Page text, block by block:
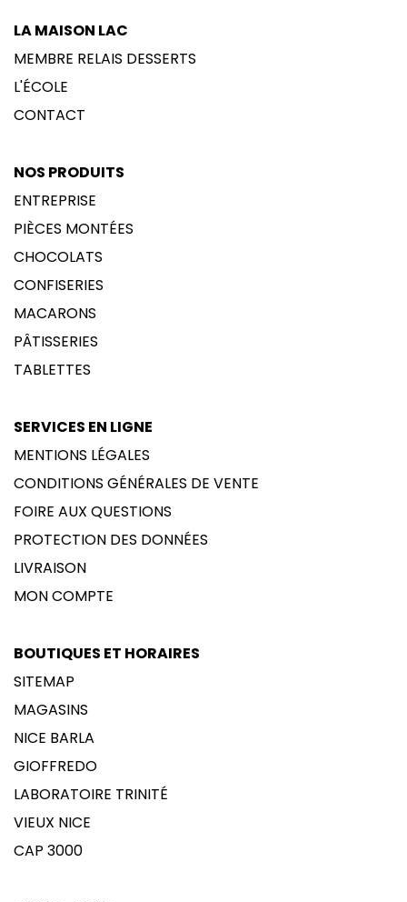
LA MAISON LAC
MEMBRE RELAIS DESSERTS
L'ÉCOLE
CONTACT
NOS PRODUITS
ENTREPRISE
PIÈCES MONTÉES
CHOCOLATS
CONFISERIES
MACARONS
PÂTISSERIES
TABLETTES
SERVICES EN LIGNE
MENTIONS LÉGALES
CONDITIONS GÉNÉRALES DE VENTE
FOIRE AUX QUESTIONS
PROTECTION DES DONNÉES
LIVRAISON
MON COMPTE
BOUTIQUES ET HORAIRES
SITEMAP
MAGASINS
NICE BARLA
GIOFFREDO
LABORATOIRE TRINITÉ
VIEUX NICE
CAP 3000